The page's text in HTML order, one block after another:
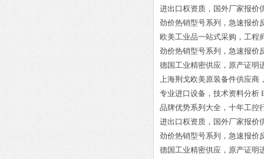
进出口权资质，国外厂家报价
劲价热销型号系列，急速报价
欧美工业品一站式采购，工程
劲价热销型号系列，急速报价
德国工业精密供应，原产证明
上海荆戈欧美原装备件供应商
专业进口设备，技术资料分析
品牌优势系列大全，十年工控
进出口权资质，国外厂家报价
劲价热销型号系列，急速报价
德国工业精密供应，原产证明